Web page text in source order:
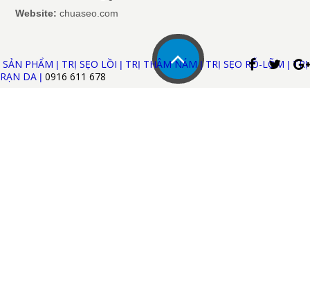
Website: chuaseo.com
SẢN PHẨM | TRỊ SẸO LỒI | TRỊ THÂM NÁM|TRỊ SẸO RỖ-LÕM | TRỊ
RẠN DA | 0916 611 678